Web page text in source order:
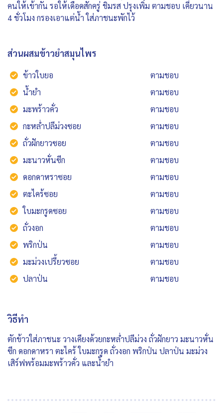
คนให้เข้ากัน รอให้เดือดสักครู่ ชิมรส ปรุงเพิ่ม ตามชอบ เคี่ยวนาน
4 ชั่วโมง กรองเอาแต่น้ำ ใส่ภาชนะพักไว้
ส่วนผสมข้าวยำสมุนไพร
ข้าวใบยอ
ตามชอบ
น้ำยำ
ตามชอบ
มะพร้าวคั่ว
ตามชอบ
กะหล่ำปลีม่วงซอย
ตามชอบ
ถั่วฝักยาวซอย
ตามชอบ
มะนาวหั่นซีก
ตามชอบ
ดอกดาหราซอย
ตามชอบ
ตะไคร้ซอย
ตามชอบ
ใบมะกรูดซอย
ตามชอบ
ถั่วงอก
ตามชอบ
พริกป่น
ตามชอบ
มะม่วงเปรี้ยวซอย
ตามชอบ
ปลาป่น
ตามชอบ
วิธีทำ
ตักข้าวใส่ภาชนะ วางเคียงด้วยกะหล่ำปลีม่วง ถั่วฝักยาว มะนาวหั่น
ซีก ดอกดาหรา ตะไคร้ ใบมะกรูด ถั่วงอก พริกป่น ปลาป่น มะม่วง
เสิร์ฟพร้อมมะพร้าวคั่ว และน้ำยำ